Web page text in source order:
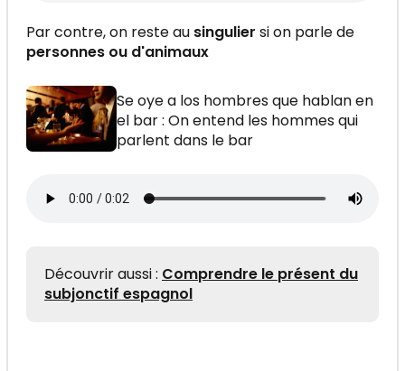
Par contre, on reste au singulier si on parle de
personnes ou d'animaux
Se oye a los hombres que hablan en
el bar : On entend les hommes qui
parlent dans le bar
Découvrir aussi : Comprendre le présent du
subjonctif espagnol